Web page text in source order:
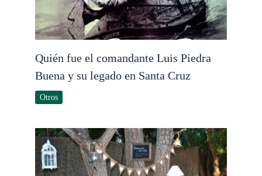
Quién fue el comandante Luis Piedra
Buena y su legado en Santa Cruz
Otros